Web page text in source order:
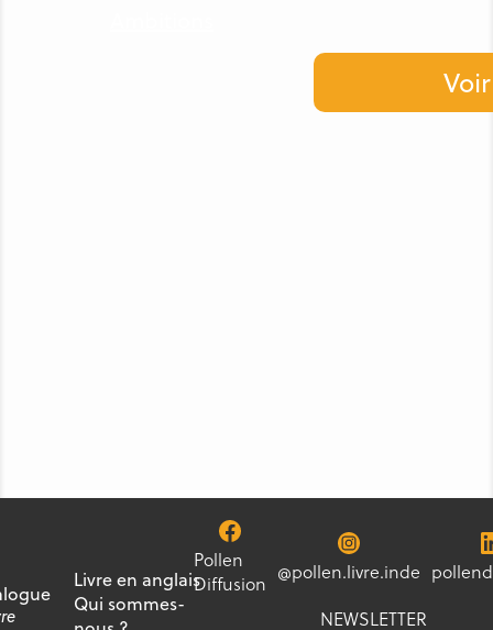
Livre en anglais
Qui sommes-
Pollen
Diffusion @pollen.livre.inde
NEWSLETTER